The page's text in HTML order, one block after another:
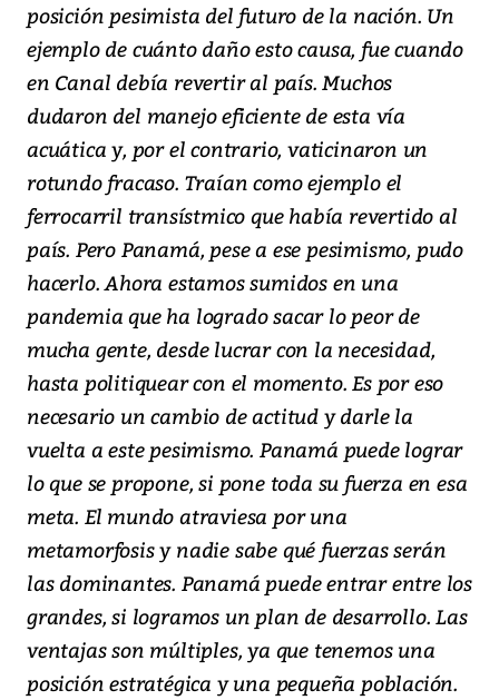
posición pesimista del futuro de la nación. Un
ejemplo de cuánto daño esto causa, fue cuando
en Canal debía revertir al país. Muchos
dudaron del manejo eficiente de esta vía
acuática y, por el contrario, vaticinaron un
rotundo fracaso. Traían como ejemplo el
ferrocarril transístmico que había revertido al
país. Pero Panamá, pese a ese pesimismo, pudo
hacerlo. Ahora estamos sumidos en una
pandemia que ha logrado sacar lo peor de
mucha gente, desde lucrar con la necesidad,
hasta politiquear con el momento. Es por eso
necesario un cambio de actitud y darle la
vuelta a este pesimismo. Panamá puede lograr
lo que se propone, si pone toda su fuerza en esa
meta. El mundo atraviesa por una
metamorfosis y nadie sabe qué fuerzas serán
las dominantes. Panamá puede entrar entre los
grandes, si logramos un plan de desarrollo. Las
ventajas son múltiples, ya que tenemos una
posición estratégica y una pequeña población.